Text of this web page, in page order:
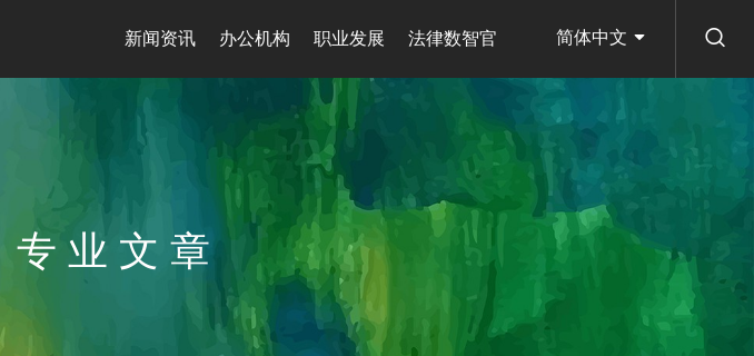
新闻资讯 办公机构 职业发展 法律数智官 简体中文
专业文章